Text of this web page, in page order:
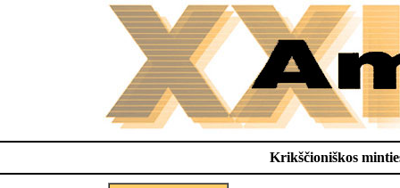
Krikščioniškos